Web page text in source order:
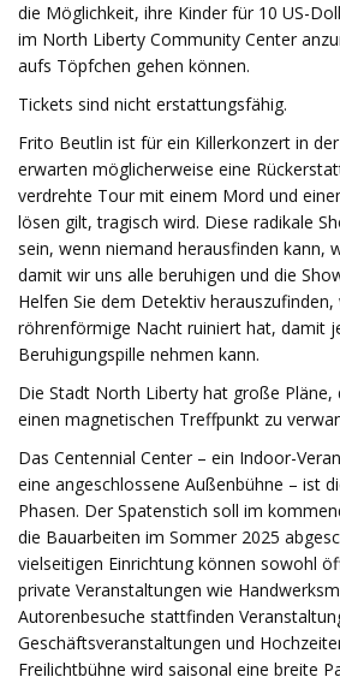
die Möglichkeit, ihre Kinder für 10 US-
im North Liberty Community Center
aufs Töpfchen gehen können.
Tickets sind nicht erstattungsfähig.
Frito Beutlin ist für ein Killerkonzert in
erwarten möglicherweise eine
verdrehte Tour mit einem Mord und
lösen gilt, tragisch wird. Diese radikale
sein, wenn niemand herausfinden kann,
damit wir uns alle beruhigen und die
Helfen Sie dem Detektiv
röhrenförmige Nacht ruiniert hat, damit
Beruhigungspille nehmen kann.
Die Stadt North Liberty hat große Pläne,
einen magnetischen Treffpunkt zu
Das Centennial Center – ein Indoor-
eine angeschlossene Außenbühne – ist
Phasen. Der Spatenstich soll im
die Bauarbeiten im Sommer 2025
vielseitigen Einrichtung können sowohl
private Veranstaltungen wie
Autorenbesuche stattfinden
Geschäftsveranstaltungen und
Freilichtbühne wird saisonal eine breite